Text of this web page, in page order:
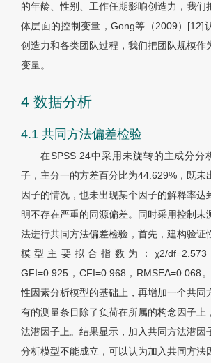
的年龄、性别、工作任期影响创造力，我们
体层面的控制变量，Gong等（2009）[12]
创造力和各类团队过程，我们把团队规模作
变量。
4 数据分析
4.1 共同方法偏差检验
在SPSS 24中采用未旋转的主成分分
子，主分一的方差百分比为44.629%，既未
因子的情况，也未出现某个因子的解释率达
明不存在严重的同源偏差。同时采用控制未
法进行共同方法偏差检验，首先，建构验证
模型主要拟合指数为：χ2/df=2.573
GFI=0.925，CFI=0.968，RMSEA=0.068
性因素分析模型的基础上，再增加一个共同
有的测量条目除了负荷在所属的构念因子上
法潜因子上。结果显示，加入共同方法潜因
分析模型不能成立，可以认为加入共同方法